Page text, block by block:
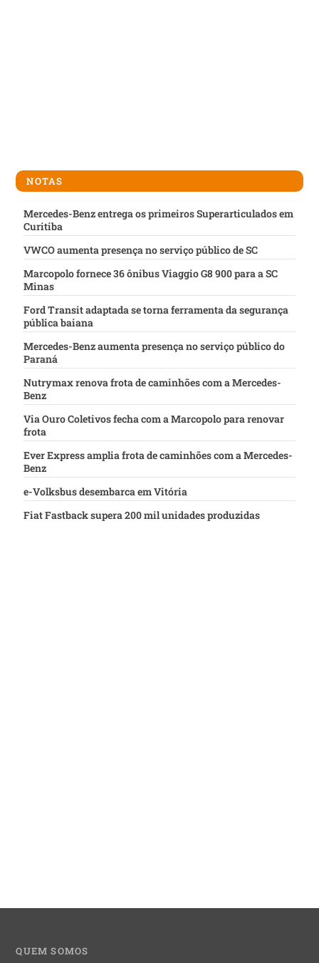
NOTAS
Mercedes-Benz entrega os primeiros Superarticulados em
Curitiba
VWCO aumenta presença no serviço público de SC
Marcopolo fornece 36 ônibus Viaggio G8 900 para a SC
Minas
Ford Transit adaptada se torna ferramenta da segurança
pública baiana
Mercedes-Benz aumenta presença no serviço público do
Paraná
Nutrymax renova frota de caminhões com a Mercedes-
Benz
Via Ouro Coletivos fecha com a Marcopolo para renovar
frota
Ever Express amplia frota de caminhões com a Mercedes-
Benz
e-Volksbus desembarca em Vitória
Fiat Fastback supera 200 mil unidades produzidas
QUEM SOMOS